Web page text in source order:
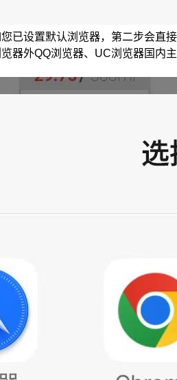
已设置默认浏览器，第二步会直接
器外QQ浏览器、UC浏览器国内主